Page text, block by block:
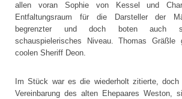
allen voran Sophie von Kessel und
Entfaltungsraum für die Darsteller der
begrenzter und doch boten auch
schauspielerisches Niveau. Thomas Gräßle
coolen Sheriff Deon.
Im Stück war es die wiederholt zitierte, doch
Vereinbarung des alten Ehepaares Weston,